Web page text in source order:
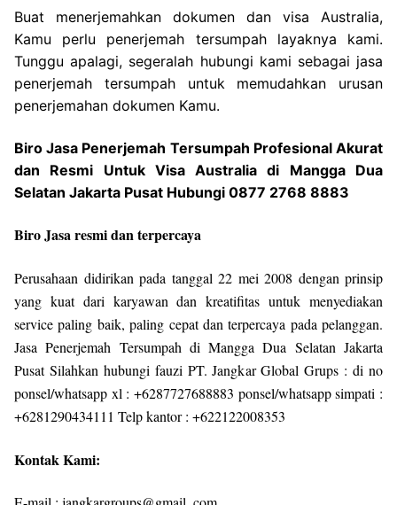
Buat menerjemahkan dokumen dan visa Australia,
Kamu perlu penerjemah tersumpah layaknya kami.
Tunggu apalagi, segeralah hubungi kami sebagai jasa
penerjemah tersumpah untuk memudahkan urusan
penerjemahan dokumen Kamu.
Biro Jasa Penerjemah Tersumpah Profesional Akurat
dan Resmi Untuk Visa Australia di Mangga Dua
Selatan Jakarta Pusat Hubungi 0877 2768 8883
Biro Jasa resmi dan terpercaya
Perusahaan didirikan pada tanggal 22 mei 2008 dengan prinsip
yang kuat dari karyawan dan kreatifitas untuk menyediakan
service paling baik, paling cepat dan terpercaya pada pelanggan.
Jasa Penerjemah Tersumpah di Mangga Dua Selatan Jakarta
Pusat Silahkan hubungi fauzi PT. Jangkar Global Grups : di no
ponsel/whatsapp xl : +6287727688883 ponsel/whatsapp simpati :
+6281290434111 Telp kantor : +622122008353
Kontak Kami: